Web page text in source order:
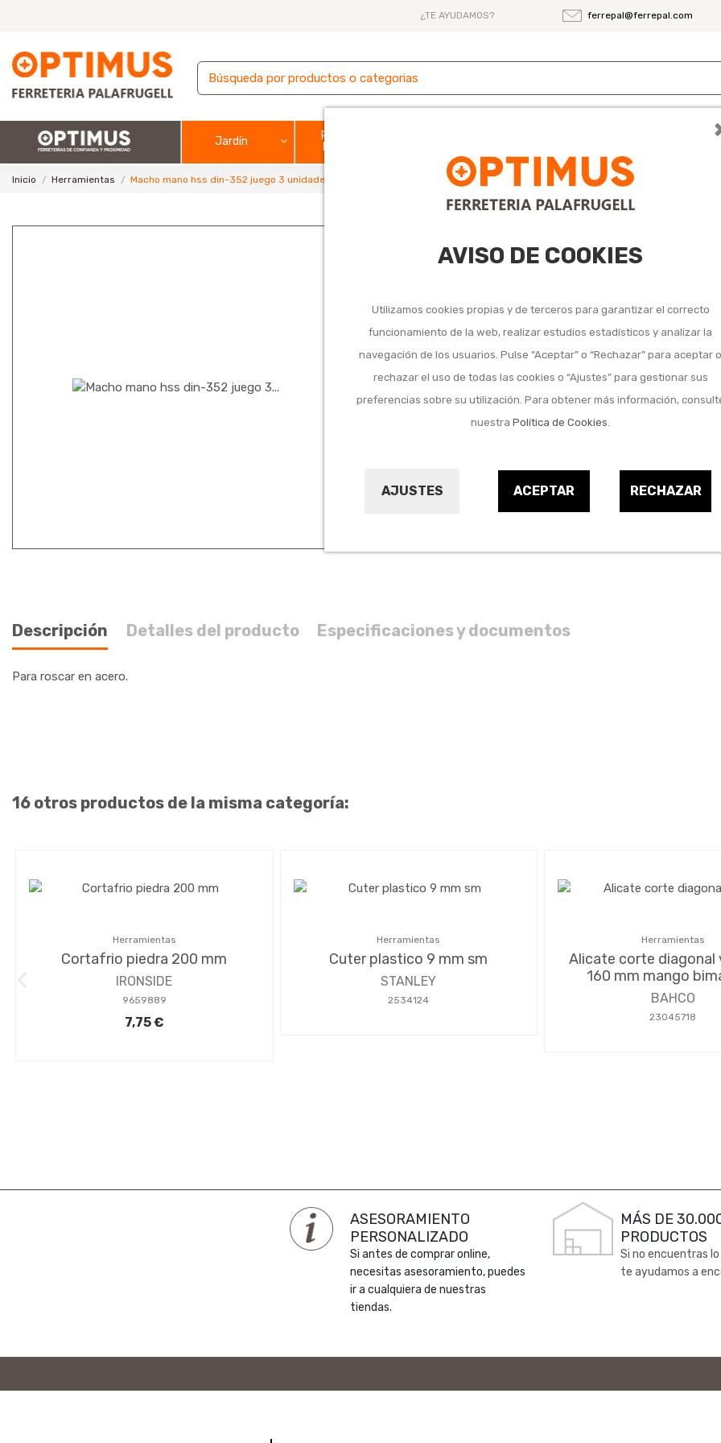
AVISO DE COOKIES
Utilizamos cookies propias y de terceros para garantizar el correcto
funcionamiento de la web, realizar estudios estadísticos y analizar la
navegación de los usuarios. Pulse “Aceptar” o “Rechazar” para aceptar
rechazar el uso de todas las cookies o “Ajustes” para gestionar sus
preferencias sobre su utilización. Para obtener más información,
nuestraPolítica de Cookies
AJUSTES ACEPTAR RECHAZAR
¿TE AYUDAMOS? ferrepal@ferrepal.com
Jardín
Pintura y
Inicio Herramientas Macho mano hss din-352 juego 3 unidades m20 x 2,50
Macho mano
unidades m20 x
Marca:
IZAR
Descripción Detalles del producto Especificaciones y documentos
Para roscar en acero.
16 otros productos de la misma categoría:
Herramientas
Cortafrio piedra 200 mm
IRONSIDE
9659889
7,75 €
Herramientas
Cuter plastico 9 mm sm
STANLEY
2534124
Herramientas
Alicate corte diagonal
160 mm mango
BAHCO
23045718
ASESORAMIENTO
PERSONALIZADO
Si antes de comprar online,
necesitas asesoramiento, puedes
ir a cualquiera de nuestras
tiendas.
MÁS DE
PRODUCTOS
Si no encuentras
te ayudamos a